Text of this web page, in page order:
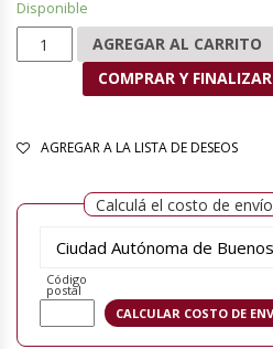
Disponible
La democracia que no es cantidad
AGREGAR AL CARRITO
COMPRAR Y FINALIZAR
AGREGAR A LA LISTA DE DESEOS
Calculá el costo de envío
Código
postal